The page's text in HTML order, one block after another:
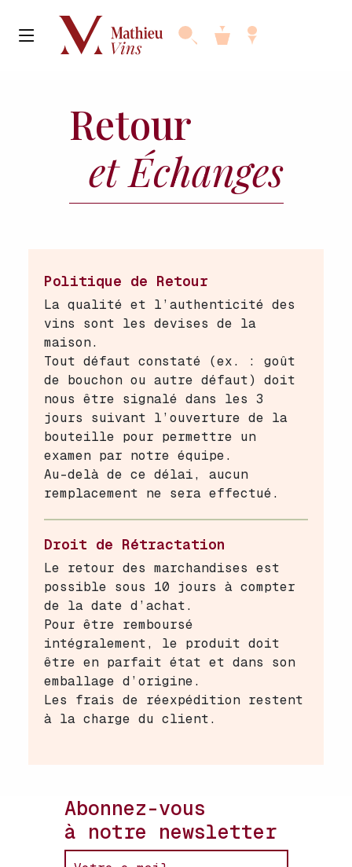
Retour
et Échanges
Politique de Retour
La qualité et l’authenticité des
vins sont les devises de la
maison.
Tout défaut constaté (ex. : goût
de bouchon ou autre défaut) doit
nous être signalé dans les 3
jours suivant l’ouverture de la
bouteille pour permettre un
examen par notre équipe.
Au-delà de ce délai, aucun
remplacement ne sera effectué.
Droit de Rétractation
Le retour des marchandises est
possible sous 10 jours à compter
de la date d’achat.
Pour être remboursé
intégralement, le produit doit
être en parfait état et dans son
emballage d’origine.
Les frais de réexpédition restent
à la charge du client.
Abonnez-vous
à notre newsletter